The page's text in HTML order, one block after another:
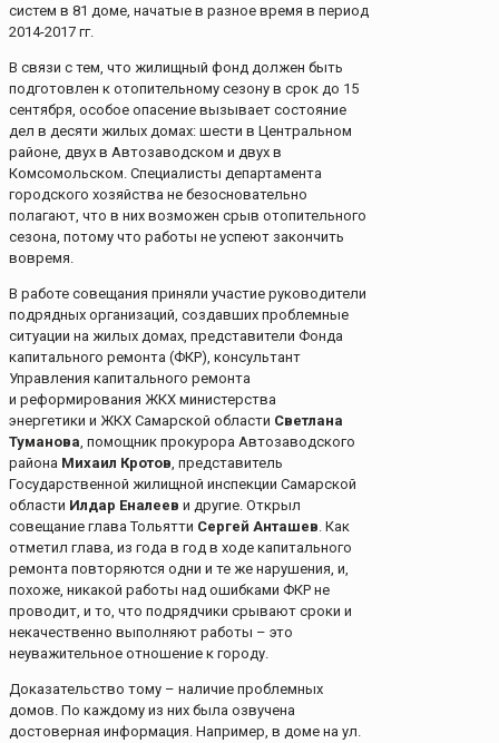
систем в 81 доме, начатые в разное время в период
2014-2017 гг.
В связи с тем, что жилищный фонд должен быть
подготовлен к отопительному сезону в срок до 15
сентября, особое опасение вызывает состояние
дел в десяти жилых домах: шести в Центральном
районе, двух в Автозаводском и двух в
Комсомольском. Специалисты департамента
городского хозяйства не безосновательно
полагают, что в них возможен срыв отопительного
сезона, потому что работы не успеют закончить
вовремя.
В работе совещания приняли участие руководители
подрядных организаций, создавших проблемные
ситуации на жилых домах, представители Фонда
капитального ремонта (ФКР), консультант
Управления капитального ремонта
и реформирования ЖКХ министерства
энергетики и ЖКХ Самарской области Светлана
Туманова, помощник прокурора Автозаводского
района Михаил Кротов, представитель
Государственной жилищной инспекции Самарской
области Илдар Еналеев и другие. Открыл
совещание глава Тольятти Сергей Анташев. Как
отметил глава, из года в год в ходе капитального
ремонта повторяются одни и те же нарушения, и,
похоже, никакой работы над ошибками ФКР не
проводит, и то, что подрядчики срывают сроки и
некачественно выполняют работы – это
неуважительное отношение к городу.
Доказательство тому – наличие проблемных
домов. По каждому из них была озвучена
достоверная информация. Например, в доме на ул.